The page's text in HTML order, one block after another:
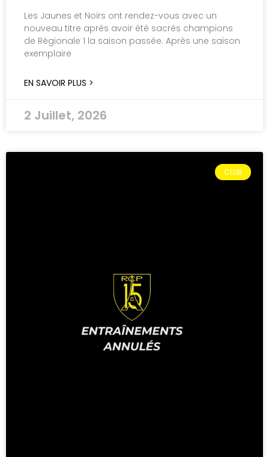
Les Jaunes et Noirs ont rendez-vous avec un
nouveau titre après avoir été sacrés champions
de Régionale 1 la saison passée. Après une saison
exemplaire
EN SAVOIR PLUS >
2 Juillet, 2026
CLUB